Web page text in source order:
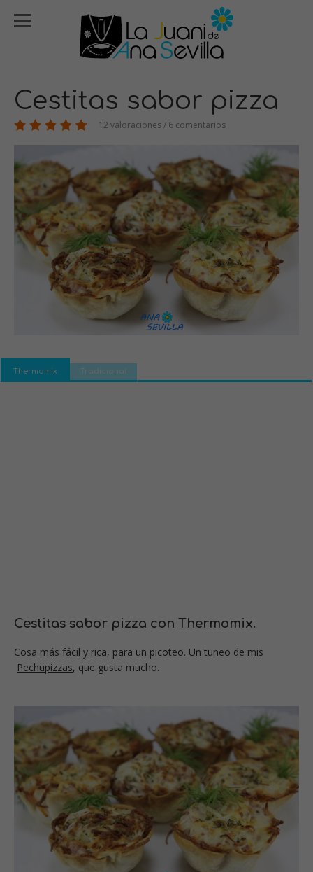
Cestitas sabor pizza
12 valoraciones / 6 comentarios
Thermomix Tradicional
Cestitas sabor pizza con Thermomix.
Cosa más fácil y rica, para un picoteo. Un tuneo de mis
Pechupizzas, que gusta mucho.